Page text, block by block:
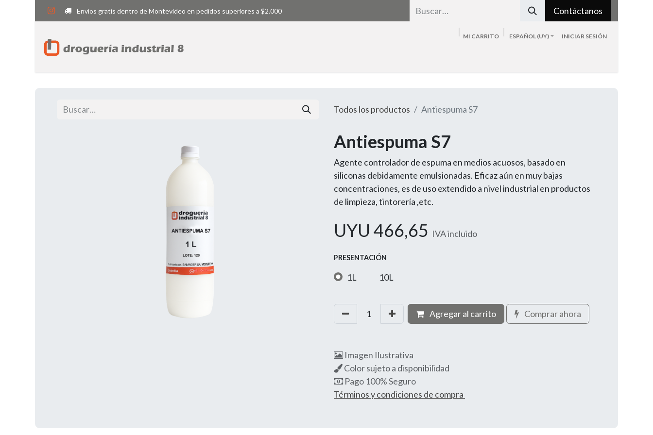
Envíos gratis dentro de Montevideo en pedidos superiores a $2.000 Contáctanos
MI CARRITO ESPAÑOL (UY) INICIAR SESIÓN
Todos los productos Antiespuma S7
Antiespuma S7
Agente controlador de espuma en medios acuosos, basado en
siliconas debidamente emulsionadas. Eficaz aún en muy bajas
concentraciones, es de uso extendido a nivel industrial en productos
de limpieza, tintorería ,etc.
UYU 466,65 IVA incluido
PRESENTACIÓN
1L 10L
Agregar al carrito Comprar ahora
Imagen Ilustrativa
Color sujeto a disponibilidad
Pago 100% Seguro
Términos y condiciones de compra